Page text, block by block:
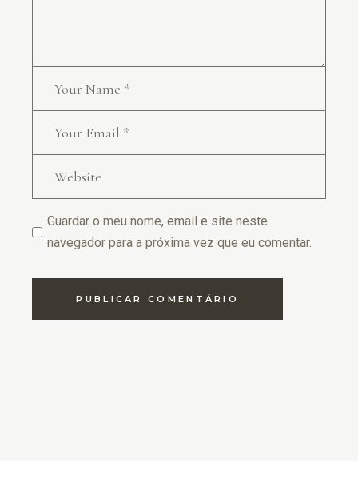
Guardar o meu nome, email e site neste
navegador para a próxima vez que eu comentar.
PUBLICAR COMENTÁRIO